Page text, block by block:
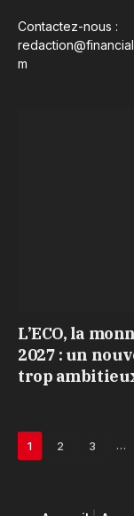
Contactez-nous :
m
L’ECO, la
2027 : un
trop
1 2 3 …